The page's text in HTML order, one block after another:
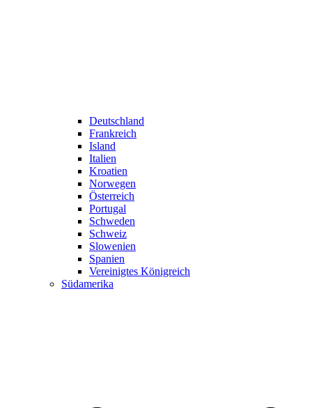
Deutschland
Frankreich
Island
Italien
Kroatien
Norwegen
Österreich
Portugal
Schweden
Schweiz
Slowenien
Spanien
Vereinigtes Königreich
Südamerika